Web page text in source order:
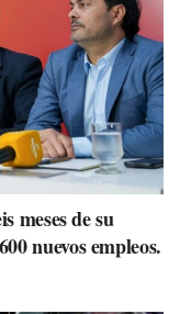
meses de su
nuevos empleos.